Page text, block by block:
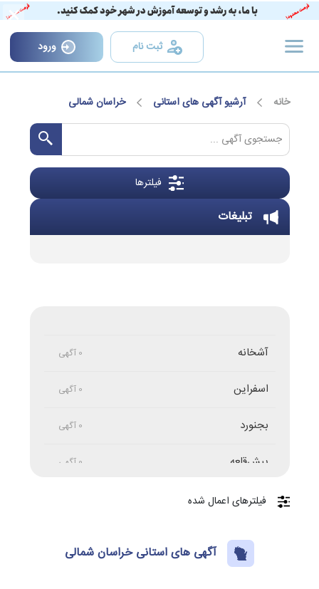
×
ثبت نام ورود
خانه آرشیو آگهی های استانی خراسان شمالی
فیلترها
تبلیغات
آشخانه 0 آگهی
اسفراین 0 آگهی
بجنورد 0 آگهی
پیش‌قلعه 0 آگهی
حصار گرم‌خان
فیلترهای اعمال شده
آگهی های استانی خراسان شمالی